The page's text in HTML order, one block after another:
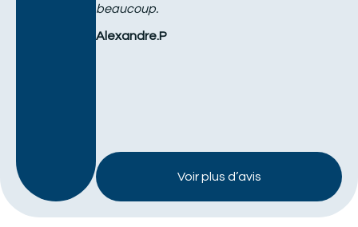
beaucoup.
Alexandre.P
Voir plus d’avis